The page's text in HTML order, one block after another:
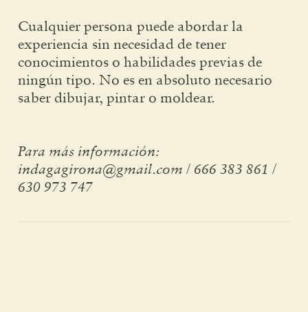
Cualquier persona puede abordar la
experiencia sin necesidad de tener
conocimientos o habilidades previas de
ningún tipo. No es en absoluto necesario
saber dibujar, pintar o moldear.
Para más información:
indagagirona@gmail.com / 666 383 861 /
630 973 747